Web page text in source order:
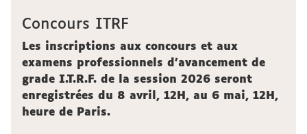
Concours ITRF
Les inscriptions aux concours et aux
examens professionnels d'avancement de
grade I.T.R.F. de la session 2026 seront
enregistrées du 8 avril, 12H, au 6 mai, 12H,
heure de Paris.